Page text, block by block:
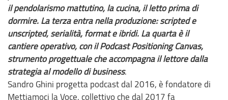
il pendolarismo mattutino, la cucina, il letto prima di
dormire. La terza entra nella produzione: scripted e
unscripted, serialità, format e ibridi. La quarta è il
cantiere operativo, con il Podcast Positioning Canvas,
strumento progettuale che accompagna il lettore dalla
strategia al modello di business.
Sandro Ghini progetta podcast dal 2016, è fondatore di
Mettiamoci la Voce, collettivo che dal 2017 fa